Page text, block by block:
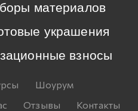
материалов
украшения
взносы
Шоурум
Отзывы
Контакты